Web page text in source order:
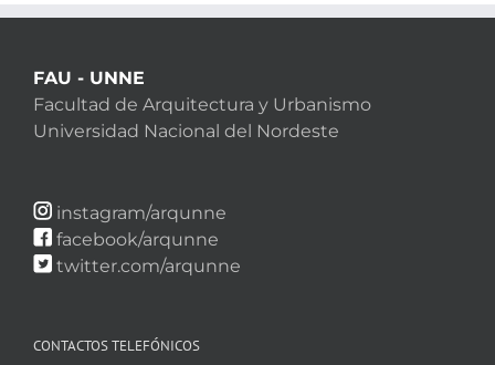
FAU - UNNE
Facultad de Arquitectura y Urbanismo
Universidad Nacional del Nordeste
instagram/arqunne
facebook/arqunne
twitter.com/arqunne
CONTACTOS TELEFÓNICOS